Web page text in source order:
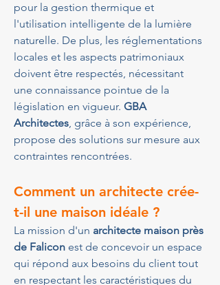
pour la gestion thermique et
l'utilisation intelligente de la lumière
naturelle. De plus, les réglementations
locales et les aspects patrimoniaux
doivent être respectés, nécessitant
une connaissance pointue de la
législation en vigueur. GBA
Architectes, grâce à son expérience,
propose des solutions sur mesure aux
contraintes rencontrées.
Comment un architecte crée-
t-il une maison idéale ?
La mission d'un architecte maison près
de Falicon est de concevoir un espace
qui répond aux besoins du client tout
en respectant les caractéristiques du